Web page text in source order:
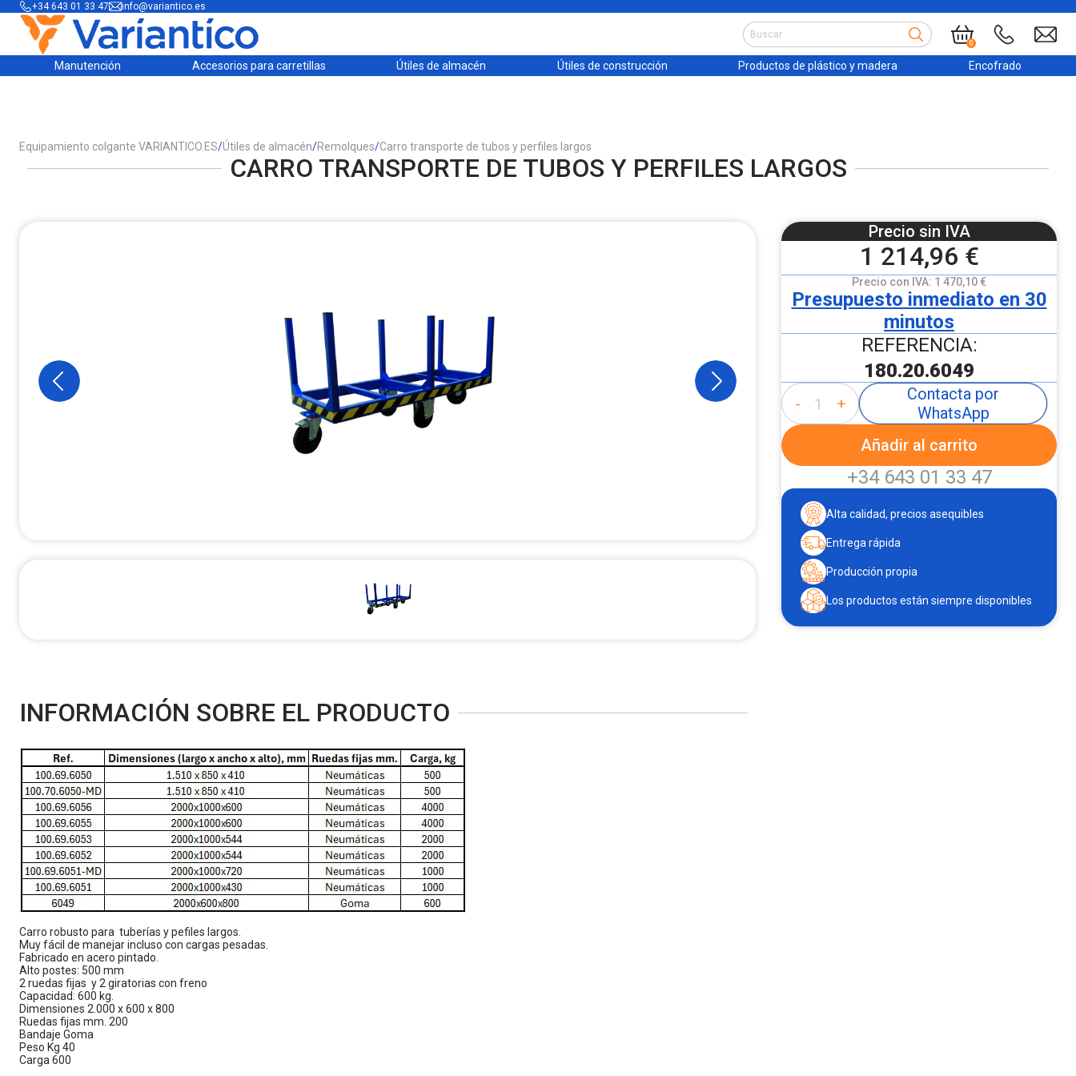
+34 643 01 33 47 info@variantico.es
0
Manutención Accesorios para carretillas Útiles de almacén Útiles de construcción Productos de plástico y madera Encofrado
Equipamiento colgante VARIANTICO.ES/Útiles de almacén/Remolques/Carro transporte de tubos y perfiles largos
CARRO TRANSPORTE DE TUBOS Y PERFILES LARGOS
INFORMACIÓN SOBRE EL PRODUCTO
Carro robusto para tuberías y pefiles largos.
Muy fácil de manejar incluso con cargas pesadas.
Fabricado en acero pintado.
Alto postes: 500 mm
2 ruedas fijas y 2 giratorias con freno
Capacidad: 600 kg.
Dimensiones 2.000 x 600 x 800
Ruedas fijas mm. 200
Bandaje Goma
Peso Kg 40
Carga 600
Precio sin IVA
1 214,96 €
Precio con IVA: 1 470,10 €
Presupuesto inmediato en 30
minutos
REFERENCIA:
180.20.6049
- +
Contacta por
WhatsApp
Añadir al carrito
+34 643 01 33 47
Alta calidad, precios asequibles
Entrega rápida
Producción propia
Los productos están siempre disponibles